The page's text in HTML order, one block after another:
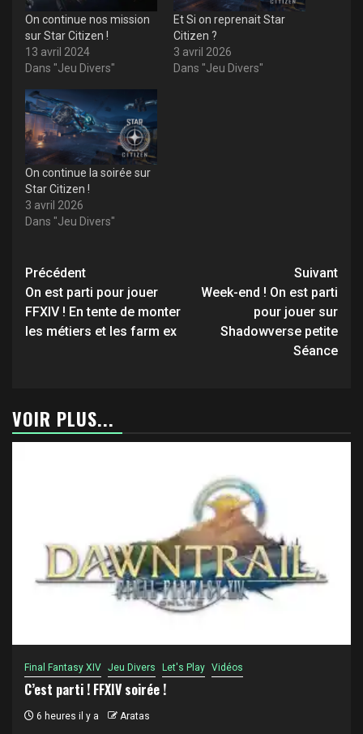
On continue nos mission
sur Star Citizen !
13 avril 2024
Dans "Jeu Divers"
Et Si on reprenait Star
Citizen ?
3 avril 2026
Dans "Jeu Divers"
On continue la soirée sur
Star Citizen !
3 avril 2026
Dans "Jeu Divers"
Navigation
d’article
Précédent
On est parti pour jouer
FFXIV ! En tente de monter
les métiers et les farm ex
Suivant
Week-end ! On est parti
pour jouer sur
Shadowverse petite
Séance
VOIR PLUS...
Final Fantasy XIV Jeu Divers Let's Play Vidéos
C’est parti ! FFXIV soirée !
6 heures il y a Aratas